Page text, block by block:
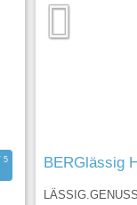
BERGlässig